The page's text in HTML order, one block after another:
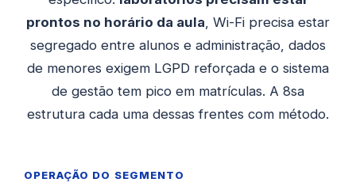
prontos no horário da aula , Wi-Fi precisa estar
segregado entre alunos e administração, dados
de menores exigem LGPD reforçada e o sistema
de gestão tem pico em matrículas. A 8sa
estrutura cada uma dessas frentes com método.
OPERAÇÃO DO SEGMENTO